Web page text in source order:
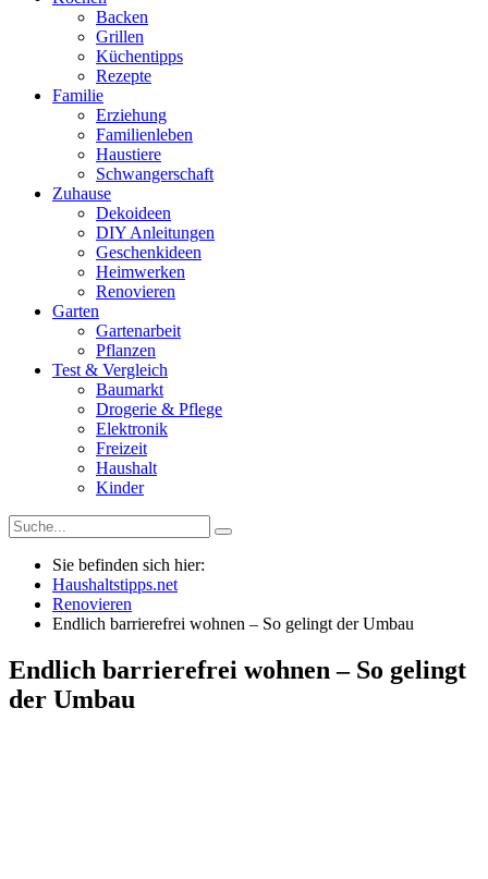
Backen
Grillen
Küchentipps
Rezepte
Familie
Erziehung
Familienleben
Haustiere
Schwangerschaft
Zuhause
Dekoideen
DIY Anleitungen
Geschenkideen
Heimwerken
Renovieren
Garten
Gartenarbeit
Pflanzen
Test & Vergleich
Baumarkt
Drogerie & Pflege
Elektronik
Freizeit
Haushalt
Kinder
Sie befinden sich hier:
Haushaltstipps.net
Renovieren
Endlich barrierefrei wohnen – So gelingt der Umbau
Endlich barrierefrei wohnen – So gelingt
der Umbau